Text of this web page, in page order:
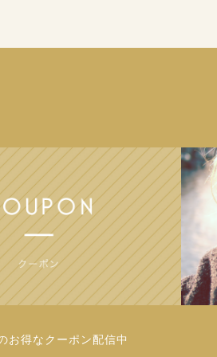
お得なクーポン配信中